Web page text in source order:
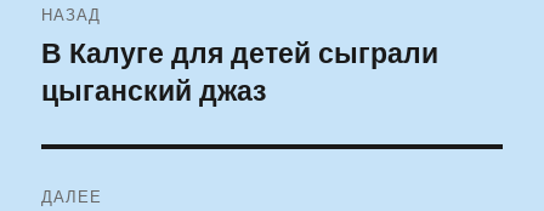
по
записям
НАЗАД
Предыдущая
запись:
В Калуге для детей сыграли
цыганский джаз
ДАЛЕЕ